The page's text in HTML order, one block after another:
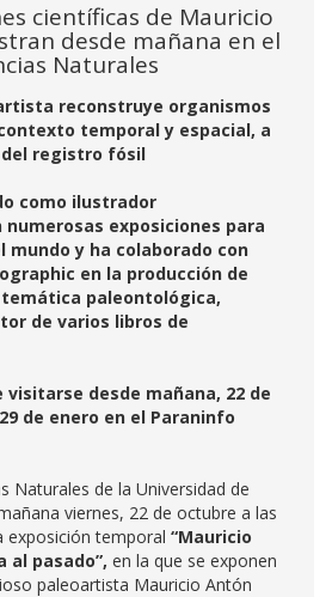
científicas de Mauricio
desde mañana en el
Naturales
reconstruye organismos
temporal y espacial, a
registro fósil
como ilustrador
exposiciones para
mundo y ha colaborado con
en la producción de
paleontológica,
de varios libros de
visitarse desde mañana, 22 de
de enero en el Paraninfo
Naturales de la Universidad de
viernes, 22 de octubre a las
exposición temporal “Mauricio
al pasado”, en la que se exponen
paleoartista Mauricio Antón